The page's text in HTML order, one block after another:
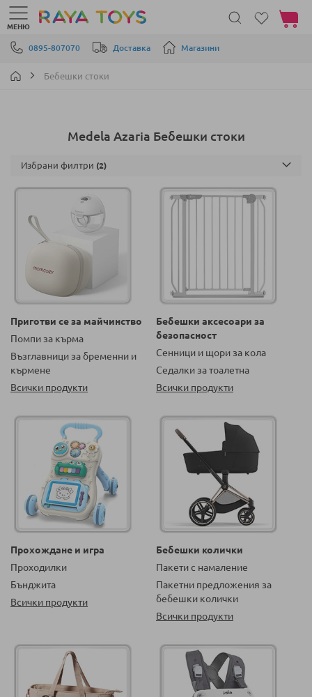
Прескачане към съдържанието
0895-807070 Доставка Магазини
МЕНЮ
Моята
Бебешки стоки
Medela Azaria Бебешки стоки
Приготви се за майчинство
Помпи за кърма
Възглавници за бременни и
кърмене
Всички продукти
Бебешки аксесоари за
безопасност
Сенници и щори за кола
Седалки за тоалетна
Всички продукти
Прохождане и игра
Проходилки
Бънджита
Всички продукти
Бебешки колички
Пакети с намаление
Пакетни предложения за
бебешки колички
Всички продукти
Избрани филтри